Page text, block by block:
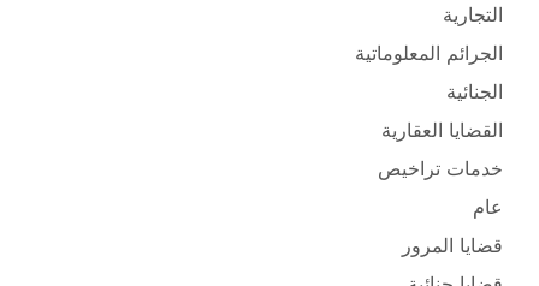
التجارية
الجرائم المعلوماتية
الجنائية
القضايا العقارية
خدمات تراخيص
عام
قضايا المرور